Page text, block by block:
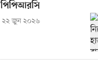
পিপিআরসি
২২ জুন ২০২৬